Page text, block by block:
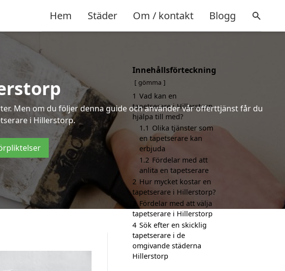
Hem Städer Om / kontakt Blogg
Men om du följer denna guide och använder vår offerttjänst får du
i Hillerstorp.
Innehållsförteckning
gömma
1 Vad kan en
tapetserare i Hillerstorp
hjälpa till med?
1.1 Olika tjänster som
en tapetserare kan
erbjuda
1.2 Fördelar med att
anlita en tapetserare
2 Hur mycket kostar en
tapetserare i Hillerstorp?
3 Fördelar med att välja
tapetserare i Hillerstorp
4 Sök efter en skicklig
tapetserare i de
omgivande städerna
Hillerstorp